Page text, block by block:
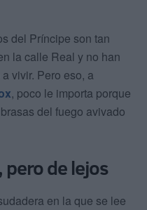
del Príncipe son tan
la calle Real y no han
vivir. Pero eso, a
, poco le importa porque
del fuego avivado
de lejos
en la que se lee